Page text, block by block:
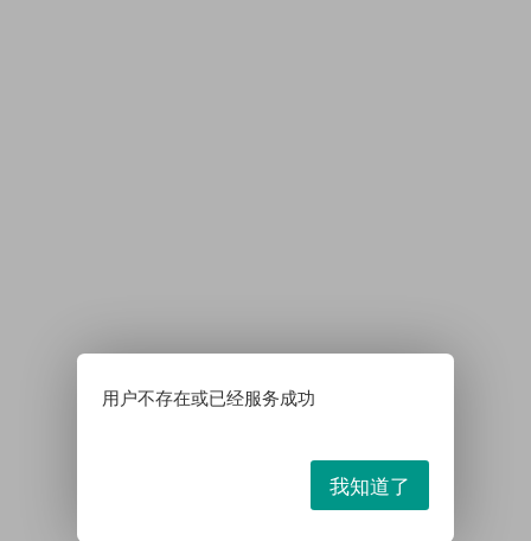
用户不存在或已经服务成功
我知道了